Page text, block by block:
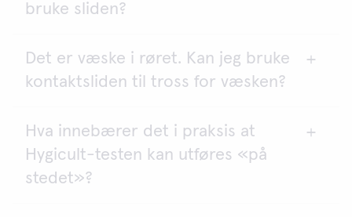
bruke sliden?
Agaren kan fortsatt brukes så fremt den ikke er
krympet mer enn 2 mm fra kanten av plastrammen
Det er væske i røret. Kan jeg bruke
kontaktsliden til tross for væsken?
Væsken er vann fra agaren som er kondensert på
rørveggen på grunn av temperaturendringer. Hvis
det bare er snakk om små dråper, og agaren ellers
Hva innebærer det i praksis at
Hygicult-testen kan utføres «på
stedet»?